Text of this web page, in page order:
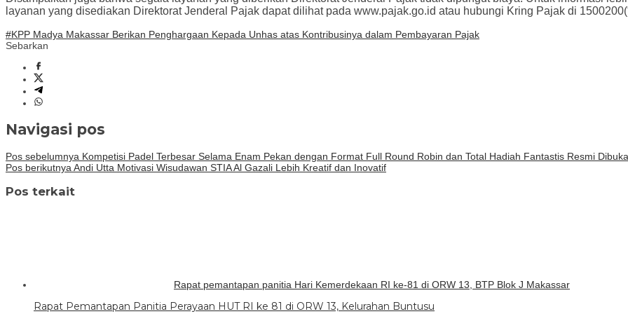
layanan yang disediakan Direktorat Jenderal Pajak dapat dilihat pada www.pajak.go.id atau hubungi Kring Pajak di
#KPP Madya Makassar Berikan Penghargaan Kepada Unhas atas Kontribusinya dalam Pembayaran Pajak
Sebarkan
Navigasi pos
Pos sebelumnya Kompetisi Padel Terbesar Selama Enam Pekan dengan Format Full Round Robin dan Total Hadiah Fantastis Resmi Dibuka
Pos berikutnya Andi Utta Motivasi Wisudawan STIA Al Gazali Lebih Kreatif dan Inovatif
Pos terkait
Rapat pemantapan panitia Hari Kemerdekaan RI ke-81 di ORW 13, BTP Blok J Makassar
Rapat Pemantapan Panitia Perayaan HUT RI ke 81 di ORW 13, Kelurahan Buntusu